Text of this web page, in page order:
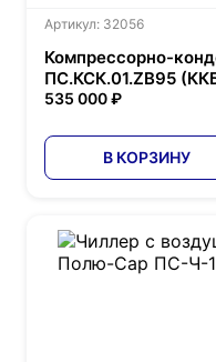
Артикул: 32056
Компрессорно-
ПС.КСК.01.ZB95
535 000 ₽
В КОРЗИНУ